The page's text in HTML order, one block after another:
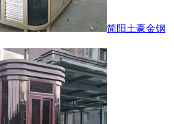
简阳土豪金钢